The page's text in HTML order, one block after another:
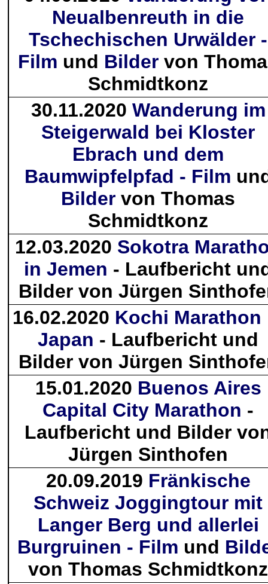
Neualbenreuth in die
Tschechischen Urwälder -
Film und Bilder von
Schmidtkonz
30.11.2020 Wanderung im
Steigerwald bei Kloster
Ebrach und dem
Baumwipfelpfad - Film
Bilder von Thomas
Schmidtkonz
12.03.2020 Sokotra
in Jemen - Laufbericht
Bilder von Jürgen
16.02.2020 Kochi Marathon
Japan - Laufbericht und
Bilder von Jürgen
15.01.2020 Buenos Aires
Capital City Marathon -
Laufbericht und Bilder
Jürgen Sinthofen
20.09.2019 Fränkische
Schweiz Joggingtour mit
Langer Berg und allerlei
Burgruinen - Film und
von Thomas Schmidtkonz